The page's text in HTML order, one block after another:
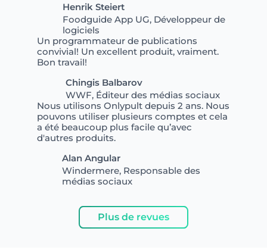
Henrik Steiert
Foodguide App UG, Développeur de
logiciels
Un programmateur de publications
convivial! Un excellent produit, vraiment.
Bon travail!
Chingis Balbarov
WWF, Éditeur des médias sociaux
Nous utilisons Onlypult depuis 2 ans. Nous
pouvons utiliser plusieurs comptes et cela
a été beaucoup plus facile qu’avec
d'autres produits.
Alan Angular
Windermere, Responsable des
médias sociaux
Plus de revues